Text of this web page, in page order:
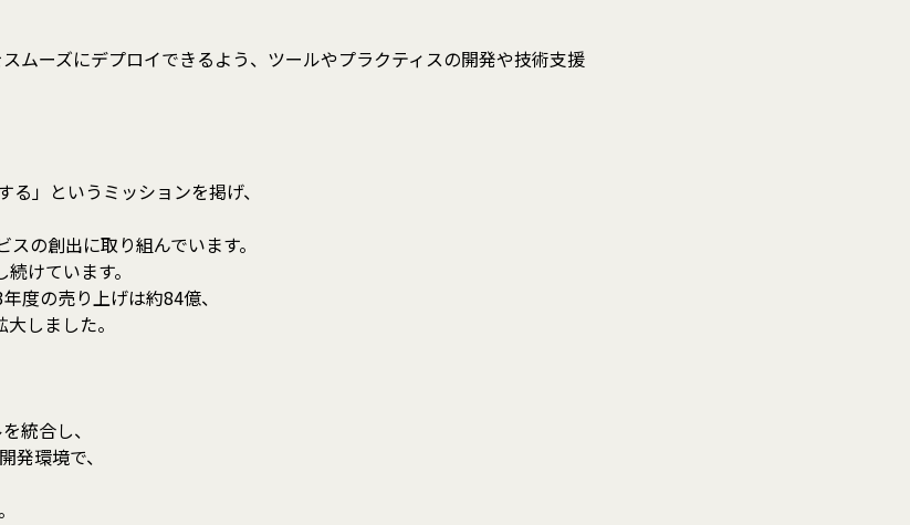
ムーズにデプロイできるよう、ツールやプラクティスの開発や技術支援
」というミッションを掲げ、
の創出に取り組んでいます。
けています。
度の売り上げは約84億、
しました。
統合し、
環境で、